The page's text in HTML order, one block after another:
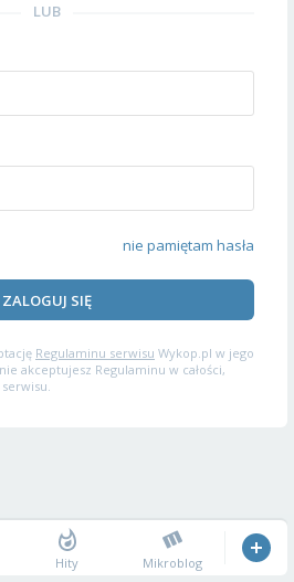
LUB
nie pamiętam hasła
ZALOGUJ SIĘ
Regulaminu serwisu Wykop.pl w jego
akceptujesz Regulaminu w całości,
Hity Mikroblog